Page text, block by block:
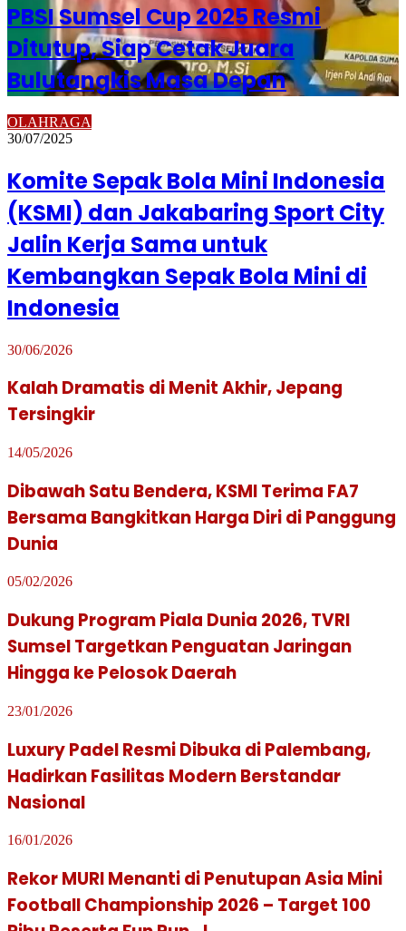
PBSI Sumsel Cup 2025 Resmi
Ditutup, Siap Cetak Juara
Bulutangkis Masa Depan
OLAHRAGA
30/07/2025
Komite Sepak Bola Mini Indonesia
(KSMI) dan Jakabaring Sport City
Jalin Kerja Sama untuk
Kembangkan Sepak Bola Mini di
Indonesia
30/06/2026
Kalah Dramatis di Menit Akhir, Jepang
Tersingkir
14/05/2026
Dibawah Satu Bendera, KSMI Terima FA7
Bersama Bangkitkan Harga Diri di Panggung
Dunia
05/02/2026
Dukung Program Piala Dunia 2026, TVRI
Sumsel Targetkan Penguatan Jaringan
Hingga ke Pelosok Daerah
23/01/2026
Luxury Padel Resmi Dibuka di Palembang,
Hadirkan Fasilitas Modern Berstandar
Nasional
16/01/2026
Rekor MURI Menanti di Penutupan Asia Mini
Football Championship 2026 – Target 100